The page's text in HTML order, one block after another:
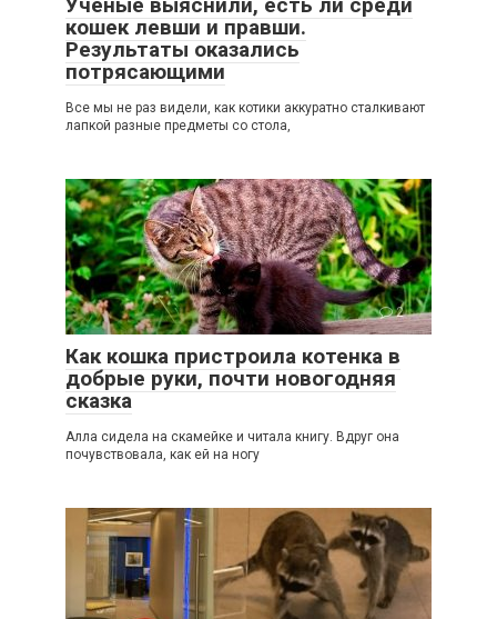
кошек левши и правши.
Результаты оказались
потрясающими
Все мы не раз видели, как котики аккуратно сталкивают
лапкой разные предметы со стола,
2
Как кошка пристроила котенка в
добрые руки, почти новогодняя
сказка
Алла сидела на скамейке и читала книгу. Вдруг она
почувствовала, как ей на ногу